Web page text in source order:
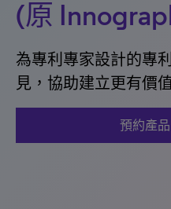
(原
為專利專家設計的專
見，協助建立更有價
預約產